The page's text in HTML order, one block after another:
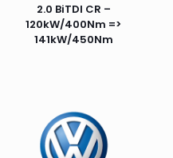
2.0 BiTDI CR –
120kW/400Nm =>
141kW/450Nm